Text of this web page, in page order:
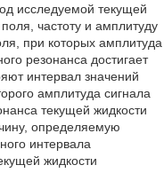
исследуемой текущей
частоту и амплитуду
при которых амплитуда
резонанса достигает
интервал значений
амплитуда сигнала
текущей жидкости
определяемую
интервала
жидкости